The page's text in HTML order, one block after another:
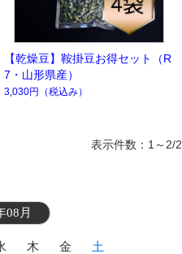
【乾燥豆】鞍掛豆お得セット（R
7・山形県産）
3,030円 （税込み）
表示件数：1～2/2
08月
木 金
土